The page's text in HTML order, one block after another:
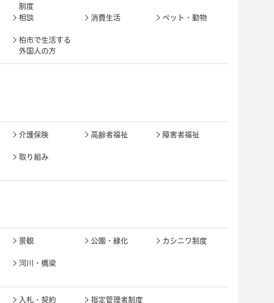
制度
相談 消費生活 ペット・動物
柏市で生活する
外国人の方
介護保険 高齢者福祉 障害者福祉
取り組み
景観 公園・緑化 カシニワ制度
河川・橋梁
入札・契約 指定管理者制度